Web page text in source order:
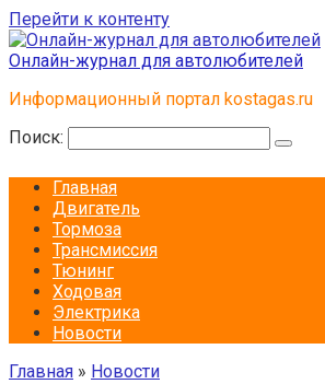
Перейти к контенту
Онлайн-журнал для автолюбителей
Информационный портал kostagas.ru
Поиск:
Главная
Двигатель
Тормоза
Трансмиссия
Тюнинг
Ходовая
Электрика
Новости
Главная » Новости